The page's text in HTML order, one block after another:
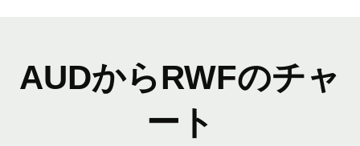
AUDからRWFのチャ
ート